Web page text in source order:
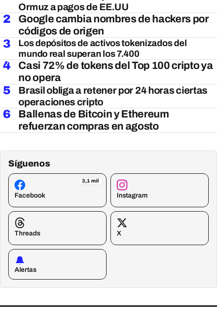
Ormuz a pagos de EE.UU
2
Google cambia nombres de hackers por
códigos de origen
3
Los depósitos de activos tokenizados del
mundo real superan los 7.400
4
Casi 72% de tokens del Top 100 cripto ya
no opera
5
Brasil obliga a retener por 24 horas ciertas
operaciones cripto
6
Ballenas de Bitcoin y Ethereum
refuerzan compras en agosto
Síguenos
3,1 mil
Facebook Instagram
Threads X
Alertas